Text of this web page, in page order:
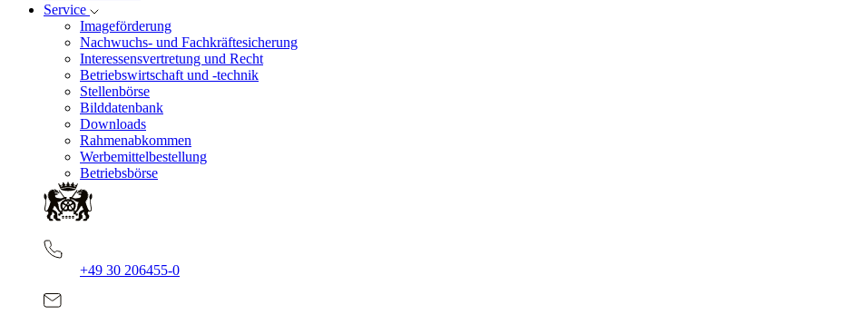
Service
Imageförderung
Nachwuchs- und Fachkräftesicherung
Interessensvertretung und Recht
Betriebswirtschaft und -technik
Stellenbörse
Bilddatenbank
Downloads
Rahmenabkommen
Werbemittelbestellung
Betriebsbörse
+49 30 206455-0